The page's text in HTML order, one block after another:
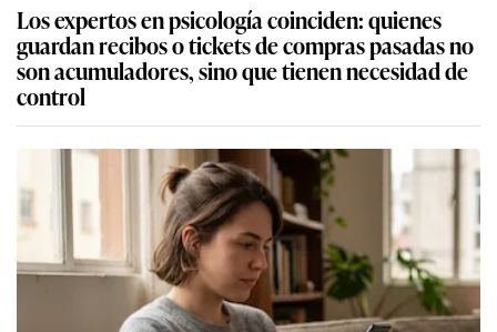
Los expertos en psicología coinciden: quienes
guardan recibos o tickets de compras pasadas no
son acumuladores, sino que tienen necesidad de
control